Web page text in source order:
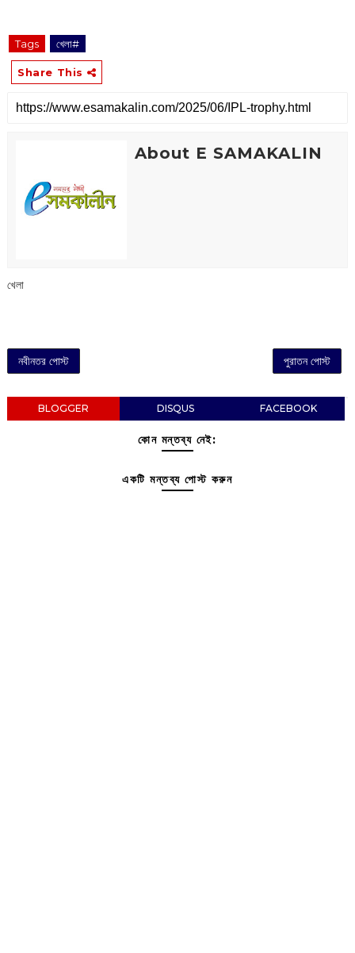
Tags খেলা#
Share This
About E SAMAKALIN
খেলা
নবীনতর পোস্ট পুরাতন পোস্ট
BLOGGER DISQUS FACEBOOK
কোন মন্তব্য নেই:
একটি মন্তব্য পোস্ট করুন